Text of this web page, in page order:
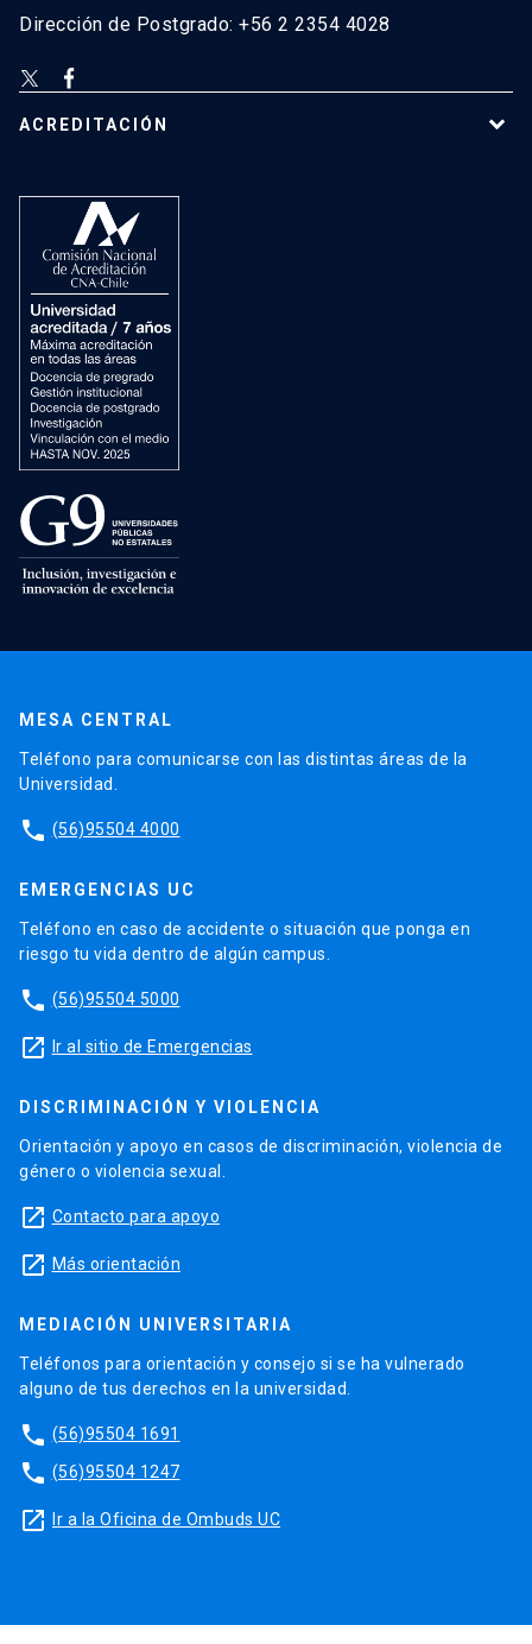
Dirección de Postgrado: +56 2 2354 4028
ACREDITACIÓN
MESA CENTRAL
Teléfono para comunicarse con las distintas áreas de la
Universidad.
phone (56)95504 4000
EMERGENCIAS UC
Teléfono en caso de accidente o situación que ponga en
riesgo tu vida dentro de algún campus.
phone (56)95504 5000
launch Ir al sitio de Emergencias
DISCRIMINACIÓN Y VIOLENCIA
Orientación y apoyo en casos de discriminación, violencia de
género o violencia sexual.
launch Contacto para apoyo
launch Más orientación
MEDIACIÓN UNIVERSITARIA
Teléfonos para orientación y consejo si se ha vulnerado
alguno de tus derechos en la universidad.
phone (56)95504 1691
phone (56)95504 1247
launch Ir a la Oficina de Ombuds UC